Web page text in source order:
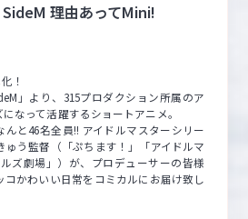
理由あってMini!
！
」より、315プロダクション所属のア
なって活躍するショートアニメ。
と46名全員!! アイドルマスターシリー
ゅう監督（「ぷちます！」「アイドルマ
ズ劇場」）が、プロデューサーの皆様
コかわいい日常をコミカルにお届け致し